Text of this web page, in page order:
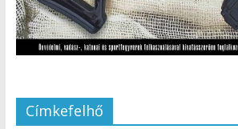
Címkefelhő